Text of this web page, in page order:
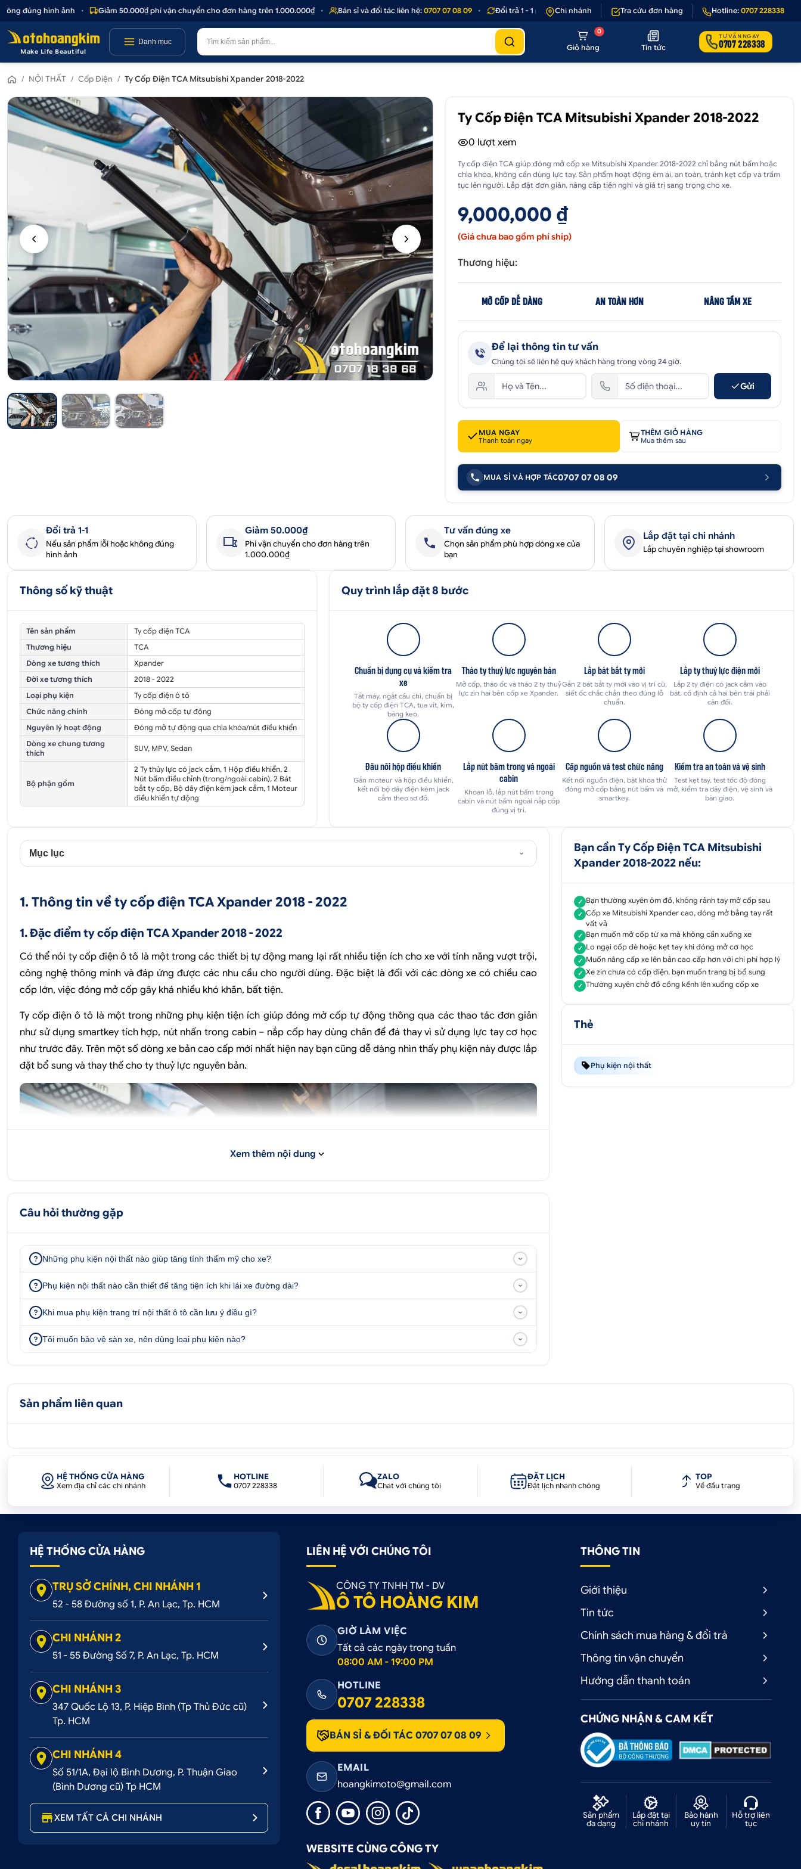
đúng hình ảnh • Giảm 50.000₫ phí vận chuyển cho đơn hàng trên 1.000.000₫ • Bán sỉ và đối tác liên hệ: 0707 07 08 09 • Đổi trả 1 - 1 nếu sản phẩm lỗi hoặc không đúng hình ảnh Giảm 50.000₫ phí vận
Chi nhánh Tra cứu đơn hàng Hotline: 0707 228338
Make Life Beautiful
Danh mục
Giỏ hàng
0
Tin tức
TƯ VẤN NGAY
0707 228338
/ NỘI THẤT / Cốp Điện / Ty Cốp Điện TCA Mitsubishi Xpander 2018-2022
Ty Cốp Điện TCA Mitsubishi Xpander 2018-2022
0 lượt xem
Ty cốp điện TCA giúp đóng mở cốp xe Mitsubishi Xpander 2018-2022 chỉ bằng nút bấm hoặc
chìa khóa, không cần dùng lực tay. Sản phẩm hoạt động êm ái, an toàn, tránh kẹt cốp và trầm
tục lên người. Lắp đặt đơn giản, nâng cấp tiện nghi và giá trị sang trọng cho xe.
9,000,000 ₫
(Giá chưa bao gồm phí ship)
Thương hiệu:
MỞ CỐP DỄ DÀNG AN TOÀN HƠN NÂNG TẦM XE
Để lại thông tin tư vấn
Chúng tôi sẽ liên hệ quý khách hàng trong vòng 24 giờ.
Gửi
MUA NGAY
Thanh toán ngay
THÊM GIỎ HÀNG
Mua thêm sau
MUA SỈ VÀ HỢP TÁC0707 07 08 09
Đổi trả 1-1
Nếu sản phẩm lỗi hoặc không đúng
hình ảnh
Giảm 50.000₫
Phí vận chuyển cho đơn hàng trên
1.000.000₫
Tư vấn đúng xe
Chọn sản phẩm phù hợp dòng xe của
bạn
Lắp đặt tại chi nhánh
Lắp chuyên nghiệp tại showroom
Thông số kỹ thuật
Tên sản phẩm
Ty cốp điện TCA
Thương hiệu
TCA
Dòng xe tương thích
Xpander
Đời xe tương thích
2018 - 2022
Loại phụ kiện
Ty cốp điện ô tô
Chức năng chính
Đóng mở cốp tự động
Nguyên lý hoạt động
Đóng mở tự động qua chìa khóa/nút điều khiển
Dòng xe chung tương
thích
SUV, MPV, Sedan
Bộ phận gồm
2 Ty thủy lực có jack cắm, 1 Hộp điều khiển, 2
Nút bấm điều chỉnh (trong/ngoài cabin), 2 Bát
bắt ty cốp, Bộ dây điện kèm jack cắm, 1 Moteur
điều khiển tự động
Quy trình lắp đặt 8 bước
Chuẩn bị dụng cụ và kiểm tra
xe
Tắt máy, ngắt cầu chì, chuẩn bị
bộ ty cốp điện TCA, tua vít, kìm,
băng keo.
Tháo ty thuỷ lực nguyên bản
Mở cốp, tháo ốc và tháo 2 ty thuỷ
lực zin hai bên cốp xe Xpander.
Lắp bát bắt ty mới
Gắn 2 bát bắt ty mới vào vị trí cũ,
siết ốc chắc chắn theo đúng lỗ
chuẩn.
Lắp ty thuỷ lực điện mới
Lắp 2 ty điện có jack cắm vào
bát, cố định cả hai bên trái phải
cân đối.
Đấu nối hộp điều khiển
Gắn moteur và hộp điều khiển,
kết nối bộ dây điện kèm jack
cắm theo sơ đồ.
Lắp nút bấm trong và ngoài
cabin
Khoan lỗ, lắp nút bấm trong
cabin và nút bấm ngoài nắp cốp
đúng vị trí.
Cấp nguồn và test chức năng
Kết nối nguồn điện, bật khóa thử
đóng mở cốp bằng nút bấm và
smartkey.
Kiểm tra an toàn và vệ sinh
Test kẹt tay, test tốc độ đóng
mở, kiểm tra dây điện, vệ sinh và
bàn giao.
Mục lục
1. Thông tin về ty cốp điện TCA Xpander 2018 - 2022
1. Đặc điểm ty cốp điện TCA Xpander 2018 - 2022
Có thể nói ty cốp điện ô tô là một trong các thiết bị tự động mang lại rất nhiều tiện ích cho xe với tính năng vượt trội,
công nghệ thông minh và đáp ứng được các nhu cầu cho người dùng. Đặc biệt là đối với các dòng xe có chiều cao
cốp lớn, việc đóng mở cốp gây khá nhiều khó khăn, bất tiện.
Ty cốp điện ô tô là một trong những phụ kiện tiện ích giúp đóng mở cốp tự động thông qua các thao tác đơn giản
như sử dụng smartkey tích hợp, nút nhấn trong cabin – nắp cốp hay dùng chân để đá thay vì sử dụng lực tay cơ học
như trước đây. Trên một số dòng xe bản cao cấp mới nhất hiện nay bạn cũng dễ dàng nhìn thấy phụ kiện này được lắp
đặt bổ sung và thay thế cho ty thuỷ lực nguyên bản.
Nguyên lý hoạt động:Hệ thống ty cốp điện TCA hoạt động dựa trên nguyên lý đóng mở tự động thông qua chìa
khóa hay nút điều khiển, không cần phải xuống xe để mở cốp sau hay dùng lực cơ học để đẩy, mở cốp.
Ty Cốp điện TCA gồm có các bộ phận:
2 Ty thủy lực có jack cắm
1 Hộp điều khiển
2 nút bấm điều chỉnh trong , ngoài cabin
2 bát bắt ty cốp
Bộ dây điện kèm jack cắm
1 moteur điều khiển tự động
3. Ưu điểm nổi bật khi lắp ty cốp điện TCA Xpander 2018 – 2022
Đóng mở cốp dễ dàng:Ty cốp điện giúp cho việc đóng mở cốp xe trở nên dễ dàng, tiện lợi, nhanh chóng hơn.
Đảm bảo an toàn:Lắp ty cốp điện TCA Carnival 2020+ còn đảm bảo an toàn cho người sử dụng, tránh tình
Ty cốp điện với cơ chế hoạt động siêu thông minh, giúp cho cốp di chuyển nhẹ
Xem thêm nội dung
Câu hỏi thường gặp
Những phụ kiện nội thất nào giúp tăng tính thẩm mỹ cho xe?
Phụ kiện nội thất nào cần thiết để tăng tiện ích khi lái xe đường dài?
Khi mua phụ kiện trang trí nội thất ô tô cần lưu ý điều gì?
Tôi muốn bảo vệ sàn xe, nên dùng loại phụ kiện nào?
Bạn cần Ty Cốp Điện TCA Mitsubishi
Xpander 2018-2022 nếu:
✓ Bạn thường xuyên ôm đồ, không rảnh tay mở cốp sau
✓ Cốp xe Mitsubishi Xpander cao, đóng mở bằng tay rất
vất vả
✓ Bạn muốn mở cốp từ xa mà không cần xuống xe
✓ Lo ngại cốp đè hoặc kẹt tay khi đóng mở cơ học
✓ Muốn nâng cấp xe lên bản cao cấp hơn với chi phí hợp lý
✓ Xe zin chưa có cốp điện, bạn muốn trang bị bổ sung
✓ Thường xuyên chở đồ cồng kềnh lên xuống cốp xe
Thẻ
Phụ kiện nội thất
Sản phẩm liên quan
HỆ THỐNG CỬA HÀNG
Xem địa chỉ các chi nhánh
HOTLINE
0707 228338
ZALO
Chat với chúng tôi
ĐẶT LỊCH
Đặt lịch nhanh chóng
TOP
Về đầu trang
HỆ THỐNG CỬA HÀNG
TRỤ SỞ CHÍNH, CHI NHÁNH 1
52 - 58 Đường số 1, P. An Lạc, Tp. HCM
CHI NHÁNH 2
51 - 55 Đường Số 7, P. An Lạc, Tp. HCM
CHI NHÁNH 3
347 Quốc Lộ 13, P. Hiệp Bình (Tp Thủ Đức cũ)
Tp. HCM
CHI NHÁNH 4
Số 51/1A, Đại lộ Bình Dương, P. Thuận Giao
(Bình Dương cũ) Tp HCM
XEM TẤT CẢ CHI NHÁNH
LIÊN HỆ VỚI CHÚNG TÔI
CÔNG TY TNHH TM - DV
Ô TÔ HOÀNG KIM
GIỜ LÀM VIỆC
Tất cả các ngày trong tuần
08:00 AM - 19:00 PM
HOTLINE
0707 228338
BÁN SỈ & ĐỐI TÁC 0707 07 08 09
EMAIL
hoangkimoto@gmail.com
WEBSITE CÙNG CÔNG TY
THÔNG TIN
Giới thiệu
Tin tức
Chính sách mua hàng & đổi trả
Thông tin vận chuyển
Hướng dẫn thanh toán
CHỨNG NHẬN & CAM KẾT
Sản phẩm
đa dạng
Lắp đặt tại
chi nhánh
Bảo hành
uy tín
Hỗ trợ liên
tục